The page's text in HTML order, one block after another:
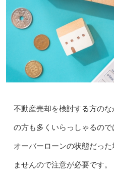
不動産売却を検討する方の
の方も多くいらっしゃるので
オーバーローンの状態だっ
ませんので注意が必要です。